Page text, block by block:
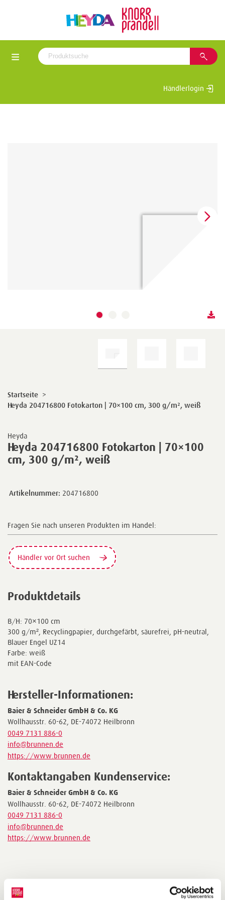
Händlerlogin
Heyda
Heyda 204716800 Fotokarton | 70×100
cm, 300 g/m², weiß
Startseite >
Heyda 204716800 Fotokarton | 70×100 cm, 300 g/m², weiß
Artikelnummer: 204716800
Fragen Sie nach unseren Produkten im Handel:
Händler vor Ort suchen
Produktdetails
B/H: 70×100 cm
300 g/m², Recyclingpapier, durchgefärbt, säurefrei, pH-neutral,
Blauer Engel UZ14
Farbe: weiß
mit EAN-Code
Hersteller-Informationen:
Baier & Schneider GmbH & Co. KG
Wollhausstr. 60-62, DE-74072 Heilbronn
0049 7131 886-0
info@brunnen.de
https://www.brunnen.de
Kontaktangaben Kundenservice:
Baier & Schneider GmbH & Co. KG
Wollhausstr. 60-62, DE-74072 Heilbronn
0049 7131 886-0
info@brunnen.de
https://www.brunnen.de